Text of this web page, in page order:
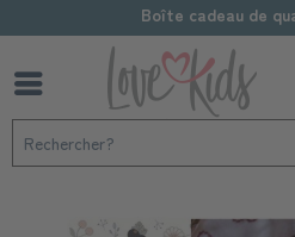
Boîte cadeau de